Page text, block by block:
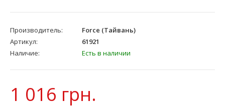
Производитель:
Force (Тайвань)
Артикул:
61921
Наличие:
Есть в наличии
1 016 грн.